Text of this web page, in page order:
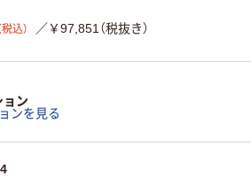
税込） ／￥97,851（税抜き）
ョン
ンを見る